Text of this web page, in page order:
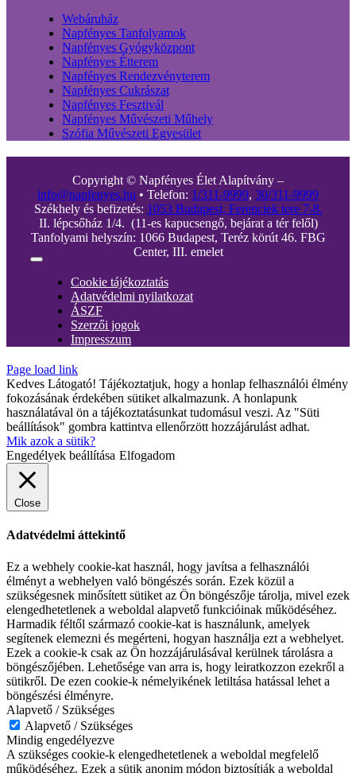
Webáruház
Napfényes Tanfolyamok
Napfényes Gyógyközpont
Napfényes Étterem
Napfényes Rendezvényterem
Napfényes Cukrászat
Napfényes Fesztivál
Napfényes Művészeti Műhely
Szófia Művészeti Egyesület
Copyright © Napfényes Élet Alapítvány –
info@napfenyes.hu • Telefon: 1/311-9999, 30/311-9999
Székhely és befizetés: 1053 Budapest, Ferenciek tere 7-8.
II. lépcsőház 1/4. (11-es kapucsengő, bejárat a tér felől)
Tanfolyami helyszín: 1066 Budapest, Teréz körút 46. FBG
Center, III. emelet
Toggle
NavigationCookie tájékoztatás
Adatvédelmi nyilatkozat
ÁSZF
Szerzői jogok
Impresszum
Page load link
Kedves Látogató! Tájékoztatjuk, hogy a honlap felhasználói élmény
fokozásának érdekében sütiket alkalmazunk. A honlapunk
használatával ön a tájékoztatásunkat tudomásul veszi. Az "Süti
beállítások" gombra kattintva ellenőrzött hozzájárulást adhat.
Mik azok a sütik?
Engedélyek beállítása Elfogadom
Close
Adatvédelmi áttekintő
Ez a webhely cookie-kat használ, hogy javítsa a felhasználói
élményt a webhelyen való böngészés során. Ezek közül a
szükségesnek minősített sütiket az Ön böngészője tárolja, mivel ezek
elengedhetetlenek a weboldal alapvető funkcióinak működéséhez.
Harmadik féltől származó cookie-kat is használunk, amelyek
segítenek elemezni és megérteni, hogyan használja ezt a webhelyet.
Ezek a cookie-k csak az Ön hozzájárulásával kerülnek tárolásra a
böngészőjében. Lehetősége van arra is, hogy leiratkozzon ezekről a
sütikről. De ezen cookie-k némelyikének letiltása hatással lehet a
böngészési élményre.
Alapvető / Szükséges
Alapvető / Szükséges
Mindig engedélyezve
A szükséges cookie-k elengedhetetlenek a weboldal megfelelő
működéséhez. Ezek a sütik anonim módon biztosítják a weboldal